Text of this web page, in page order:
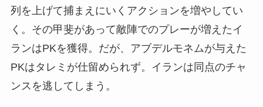
列を上げて捕まえにいくアクションを増やしてい
く。その甲斐があって敵陣でのプレーが増えたイ
ランはPKを獲得。だが、アブデルモネムが与えた
PKはタレミが仕留められず。イランは同点のチャ
ンスを逃してしまう。